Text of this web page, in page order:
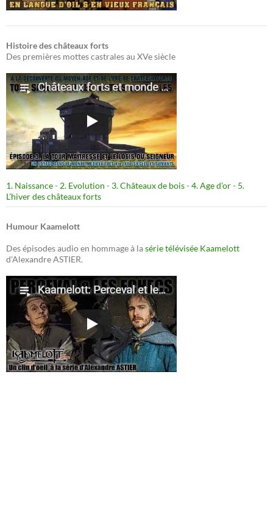
Histoire des châteaux forts
Des premières mottes castrales au XVe siècle
1. Naissance- 2. Evolution - 3. Châteaux de bois- 4. Age d’or- 5.
L’hiver des châteaux forts
Humour Kaamelott
Des épisodes audio en hommage à lasérie télévisée Kaamelott
d'Alexandre ASTIER.